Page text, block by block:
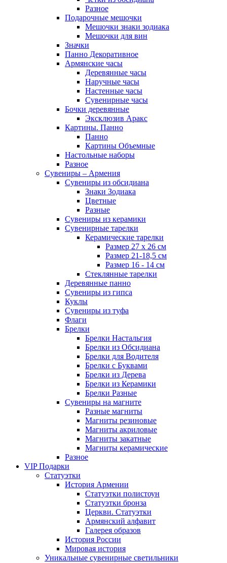
Разное
Подарочные мешочки
Мешочки знаки зодиака
Мешочки для вин
Значки
Панно Декоративное
Армянские часы
Деревянные часы
Наручные часы
Настенные часы
Сувенирные часы
Бочки деревянные
Эксклюзив Аракс
Картины. Панно
Панно
Картины Объемные
Настольные наборы
Разное
Сувениры – Армения
Сувениры из обсидиана
Знаки Зодиака
Цветные
Разные
Сувениры из керамики
Сувенирные тарелки
Керамические тарелки
Размер 27 х 26 см
Размер 21-18,5 см
Размер 16 - 14 см
Стеклянные тарелки
Деревянные панно
Сувениры из гипса
Куклы
Сувениры из туфа
Флаги
Брелки
Брелки Настальгия
Брелки из Обсидиана
Брелки для Водителя
Брелки с Буквами
Брелки из Дерева
Брелки из Керамики
Брелки Разные
Сувениры на магните
Разные магниты
Магниты резиновые
Магниты акриловые
Магниты закатные
Магниты керамические
Разное
VIP Подарки
Статуэтки
История Армении
Статуэтки полистоун
Статуэтки бронза
Церкви. Статуэтки
Армянский алфавит
Галерея образов
История России
Мировая история
Уникальные сувенирные светильники